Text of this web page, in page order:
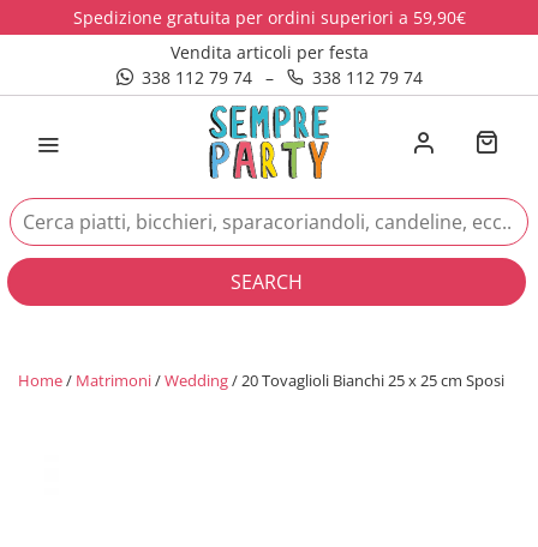
Spedizione gratuita per ordini superiori a 59,90€
Vendita articoli per festa
338 112 79 74
– 338 112 79 74
SEARCH
Home/ Matrimoni/Wedding/ 20 Tovaglioli Bianchi 25 x 25 cm Sposi